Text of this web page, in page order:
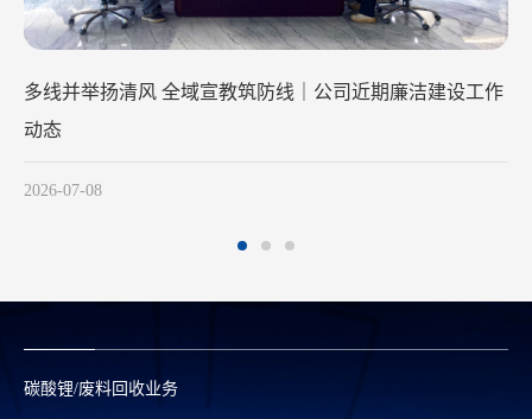
宣教筑防线｜公司近期廉洁建设工作 清风润初心 廉洁践使
碳酸锂/废料回收业务